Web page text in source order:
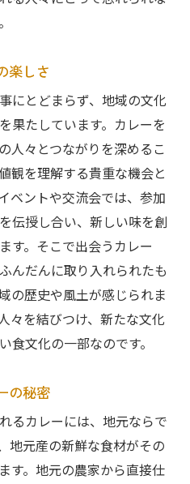
楽しさ
にとどまらず、地域の文化
果たしています。カレーを
人々とつながりを深めるこ
観を理解する貴重な機会と
ベントや交流会では、参加
伝授し合い、新しい味を創
す。そこで出会うカレー
んだんに取り入れられたも
の歴史や風土が感じられま
々を結びつけ、新たな文化
食文化の一部なのです。
の秘密
るカレーには、地元ならで
地元産の新鮮な食材がその
す。地元の農家から直接仕